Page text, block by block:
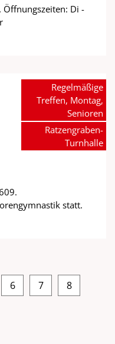
Öffnungszeiten: Di -
statt.
Regelmäßige
Treffen, Montag,
Senioren
Ratzengraben-
Turnhalle
6 7 8